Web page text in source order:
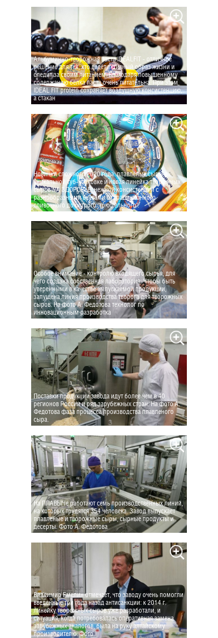
Альбуминно-творожная паста IDEALFIT - отличное
решение для тех, кто ведёт активный образ жизни и
следит за своим питанием. Благодаря повышенному
содержанию белка паста очень питательна. При этом
IDEAL FIT protein сохраняет воздушную консистенцию,
а стакан
Новинки сложного 2020 года: плавленые сыры в
уникальной туб-упаковке и новая линейка творожных
сыров НА ЗДОРОВЬЕ, нежной консистенции с
разнообразными вкусами от традиционного
сливочного до острого "трюфельного".
Особое внимание - контролю входящего сырья, для
чего создана собственная лаборатория. Чтобы быть
уверенными в качестве выпускаемой продукции,
запущена линия производства творога для творожных
сыров. На фото А. Федотова технолог по
инновационным разработка
Поставки продукции завода идут более чем в 40
регионов России и ряд зарубежных стран. На фото А.
Федотова фаза процесса производства плавленого
сыра.
На ПЛАВЫЧе работают семь производственных линий,
на которых трудятся 354 человека. Завод выпускает
плавленые и творожные сыры, сырные продукты и
десерты. Фото А. Федотова
Владимир Емелин отмечает, что заводу очень помогли
введенные три года назад антисанкции: к 2014 г.
линейку творожных сыров уже разработали, и
ситуация, когда потребовалась оперативная замена
зарубежных аналогов, была на руку алтайскому
производителю. Фото